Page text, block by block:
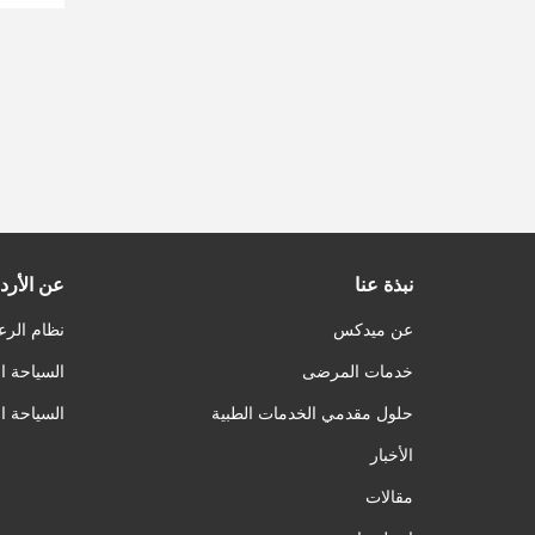
نبذة عنا
عن ميدكس
خدمات المرضى
حلول مقدمي الخدمات الطبية
الأخبار
مقالات
عن
نظام
السياحة
السياحة